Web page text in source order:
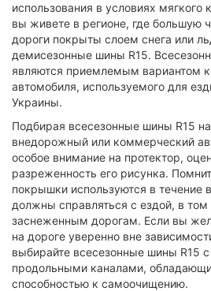
использования в условиях мягкого
вы живете в регионе, где большую
дороги покрыты слоем снега или
демисезонные шины R15.
являются приемлемым вариантом
автомобиля, используемого для
Украины.
Подбирая всесезонные шины R15
внедорожный или коммерческий
особое внимание на протектор,
разреженность его рисунка.
покрышки используются в течение
должны справляться с ездой, в
заснеженным дорогам. Если вы
на дороге уверенно вне
выбирайте всесезонные шины R15
продольными каналами,
способностью к самоочищению.